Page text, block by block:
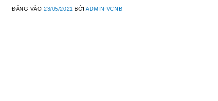
ĐĂNG VÀO23/05/2021 BỞIADMIN-VCNB